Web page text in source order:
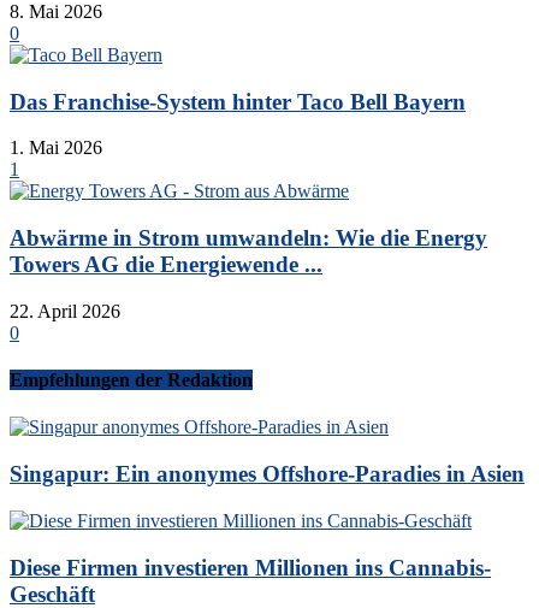
8. Mai 2026
0
Das Franchise-System hinter Taco Bell Bayern
1. Mai 2026
1
Abwärme in Strom umwandeln: Wie die Energy
Towers AG die Energiewende ...
22. April 2026
0
Empfehlungen der Redaktion
Singapur: Ein anonymes Offshore-Paradies in Asien
Diese Firmen investieren Millionen ins Cannabis-
Geschäft